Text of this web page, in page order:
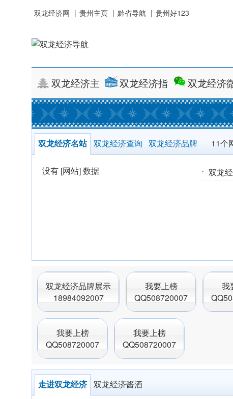
双龙经济网 | 贵州主页 | 黔省导航 | 贵州好123
双龙经济主页 双龙经济指南 双龙经济
双龙经济名站 双龙经济查询 双龙经济品牌 11个
没有 [网站] 数据 双龙
双龙经济品牌展示
18984092007
我要上榜
QQ508720007
我
我要上榜
QQ508720007
我要上榜
QQ508720007
走进双龙经济 双龙经济酱酒